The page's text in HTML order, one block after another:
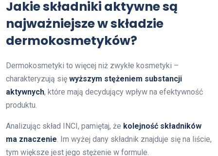
Jakie składniki aktywne są
najważniejsze w składzie
dermokosmetyków?
Dermokosmetyki to więcej niż zwykłe kosmetyki –
charakteryzują się wyższym stężeniem substancji
aktywnych, które mają decydujący wpływ na efektywność
produktu.
Analizując skład INCI, pamiętaj, że kolejność składników
ma znaczenie. Im wyżej dany składnik znajduje się na liście,
tym większe jest jego stężenie w formule.